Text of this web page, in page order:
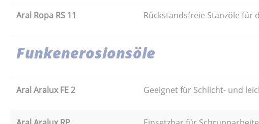
Aral Ropa RS 11 Rückstandsfreie Stanzöle für
Funkenerosionsöle
Aral Aralux FE 2 Geeignet für Schlicht- und